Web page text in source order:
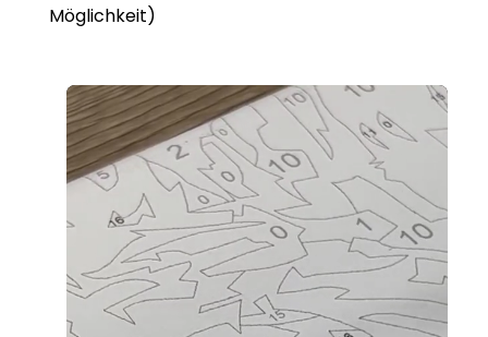
Möglichkeit)